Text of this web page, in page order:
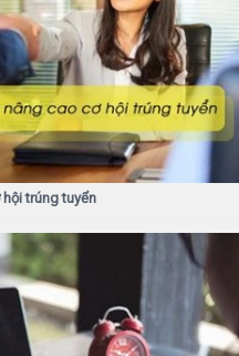
trúng tuyển